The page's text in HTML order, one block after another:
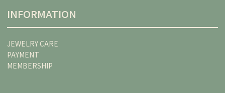
INFORMATION
JEWELRY CARE
PAYMENT
MEMBERSHIP